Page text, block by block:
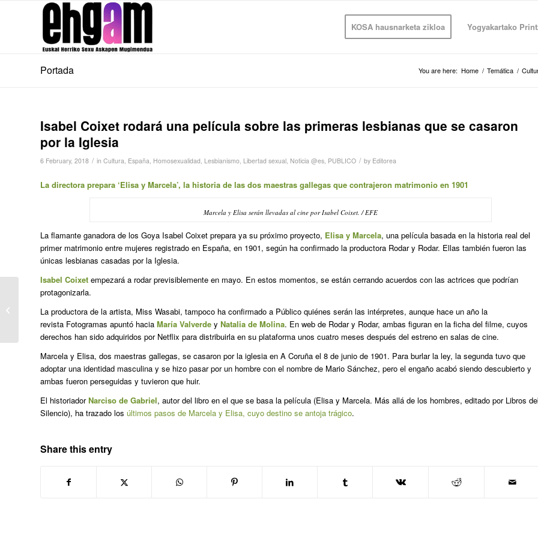
KOSA hausnarketa zikloa Yogyakartako
Portada You are here: Home / Temática /
Isabel Coixet rodará una película sobre las primeras lesbianas que se casaron
por la Iglesia
6 February, 2018 / in Cultura, España, Homosexualidad, Lesbianismo, Libertad sexual, Noticia @es, PUBLICO / by Editorea
La directora prepara ‘Elisa y Marcela’, la historia de las dos maestras gallegas que contrajeron matrimonio en 1901
Marcela y Elisa serán llevadas al cine por Isabel Coixet. / EFE
La flamante ganadora de los Goya Isabel Coixet prepara ya su próximo proyecto, Elisa y Marcela, una película basada en la historia real del
primer matrimonio entre mujeres registrado en España, en 1901, según ha confirmado la productora Rodar y Rodar. Ellas también fueron las
únicas lesbianas casadas por la Iglesia.
Isabel Coixet empezará a rodar previsiblemente en mayo. En estos momentos, se están cerrando acuerdos con las actrices que podrían
protagonizarla.
La productora de la artista, Miss Wasabi, tampoco ha confirmado a Público quiénes serán las intérpretes, aunque hace un año la
revista Fotogramas apuntó hacia María Valverde y Natalia de Molina. En web de Rodar y Rodar, ambas figuran en la ficha del filme, cuyos
derechos han sido adquiridos por Netflix para distribuirla en su plataforma unos cuatro meses después del estreno en salas de cine.
Marcela y Elisa, dos maestras gallegas, se casaron por la iglesia en A Coruña el 8 de junio de 1901. Para burlar la ley, la segunda tuvo que
adoptar una identidad masculina y se hizo pasar por un hombre con el nombre de Mario Sánchez, pero el engaño acabó siendo descubierto y
ambas fueron perseguidas y tuvieron que huir.
El historiadorNarciso de Gabriel, autor del libro en el que se basa la película (Elisa y Marcela. Más allá de los hombres, editado por Libros del
Silencio), ha trazado los últimos pasos de Marcela y Elisa, cuyo destino se antoja trágico.
Share this entry
Hedapenarekin laguntzen du